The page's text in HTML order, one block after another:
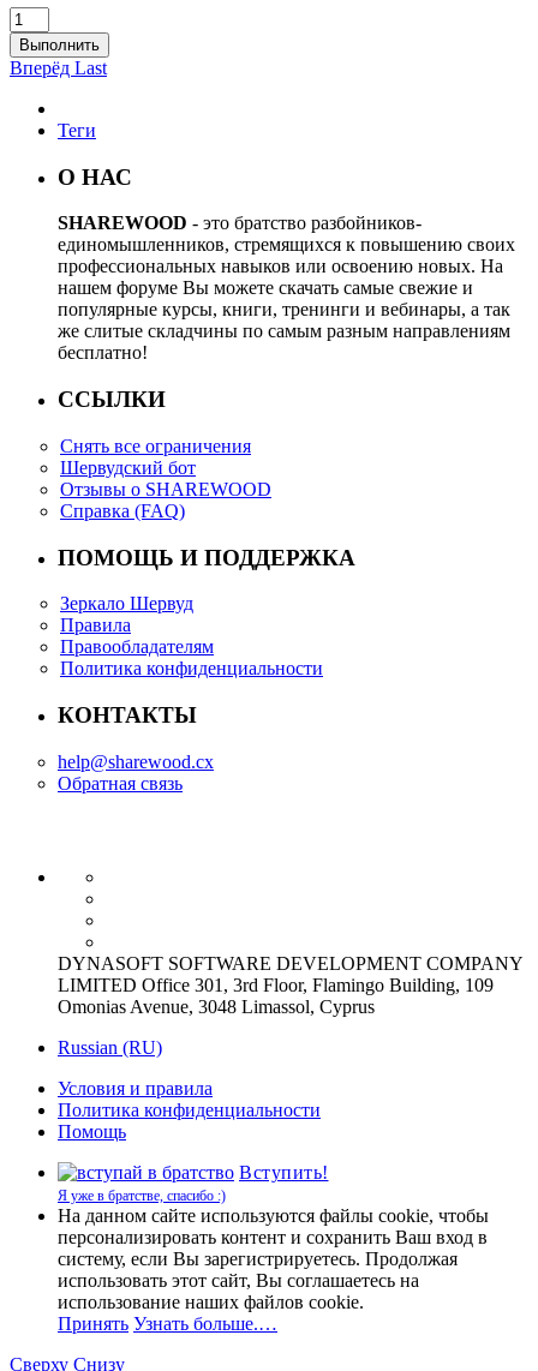
Выполнить
Вперёд Last
Теги
О НАС
SHAREWOOD - это братство разбойников-
единомышленников, стремящихся к повышению своих
профессиональных навыков или освоению новых. На
нашем форуме Вы можете скачать самые свежие и
популярные курсы, книги, тренинги и вебинары, а так
же слитые складчины по самым разным направлениям
бесплатно!
ССЫЛКИ
Снять все ограничения
Шервудский бот
Отзывы о SHAREWOOD
Справка (FAQ)
ПОМОЩЬ И ПОДДЕРЖКА
Зеркало Шервуд
Правила
Правообладателям
Политика конфиденциальности
КОНТАКТЫ
help@sharewood.cx
Обратная связь
DYNASOFT SOFTWARE DEVELOPMENT COMPANY
LIMITED Office 301, 3rd Floor, Flamingo Building, 109
Omonias Avenue, 3048 Limassol, Cyprus
Russian (RU)
Условия и правила
Политика конфиденциальности
Помощь
Вступить!
Я уже в братстве, спасибо :)
На данном сайте используются файлы cookie, чтобы
персонализировать контент и сохранить Ваш вход в
систему, если Вы зарегистрируетесь. Продолжая
использовать этот сайт, Вы соглашаетесь на
использование наших файлов cookie.
Принять Узнать больше.…
Сверху Снизу